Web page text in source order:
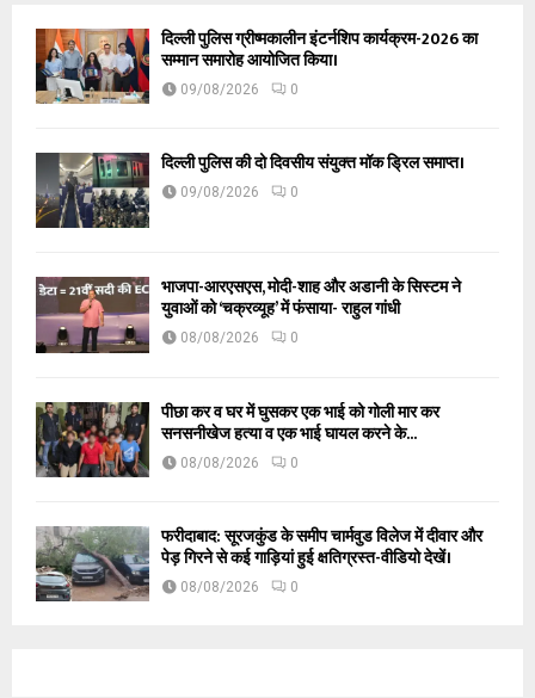
दिल्ली पुलिस ग्रीष्मकालीन इंटर्नशिप कार्यक्रम-2026 का
सम्मान समारोह आयोजित किया।
09/08/2026 0
दिल्ली पुलिस की दो दिवसीय संयुक्त मॉक ड्रिल समाप्त।
09/08/2026 0
भाजपा-आरएसएस, मोदी-शाह और अडानी के सिस्टम ने
युवाओं को ‘चक्रव्यूह’ में फंसाया- राहुल गांधी
08/08/2026 0
पीछा कर व घर में घुसकर एक भाई को गोली मार कर
सनसनीखेज हत्या व एक भाई घायल करने के...
08/08/2026 0
फरीदाबाद: सूरजकुंड के समीप चार्मवुड विलेज में दीवार और
पेड़ गिरने से कई गाड़ियां हुई क्षतिग्रस्त-वीडियो देखें।
08/08/2026 0